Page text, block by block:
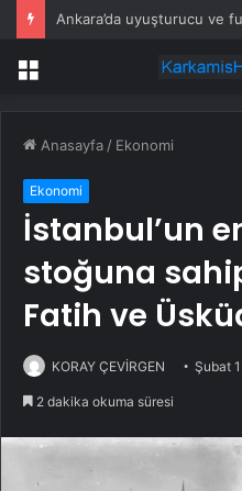
Ankara’da uyuşturucu ve
Menü
Anasayfa / Ekonomi
Ekonomi
İstanbul’un
stoğuna
Fatih ve
KORAY ÇEVİRGEN Şubat
2 dakika okuma süresi